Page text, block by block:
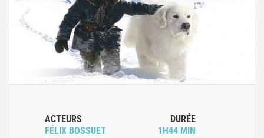
ACTEURS
FÉLIX BOSSUET
DURÉE
1H44 MIN